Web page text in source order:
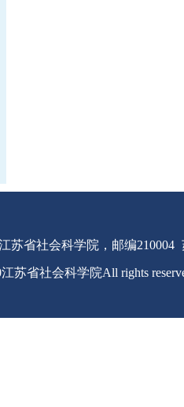
苏省社会科学院，邮编210004
苏省社会科学院All rights